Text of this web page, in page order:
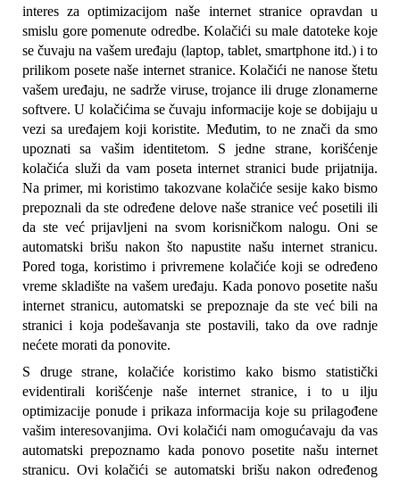
interes za optimizacijom naše internet stranice opravdan u
smislu gore pomenute odredbe. Kolačići su male datoteke koje
se čuvaju na vašem uređaju (laptop, tablet, smartphone itd.) i to
prilikom posete naše internet stranice. Kolačići ne nanose štetu
vašem uređaju, ne sadrže viruse, trojance ili druge zlonamerne
softvere. U kolačićima se čuvaju informacije koje se dobijaju u
vezi sa uređajem koji koristite. Međutim, to ne znači da smo
upoznati sa vašim identitetom. S jedne strane, korišćenje
kolačića služi da vam poseta internet stranici bude prijatnija.
Na primer, mi koristimo takozvane kolačiće sesije kako bismo
prepoznali da ste određene delove naše stranice već posetili ili
da ste već prijavljeni na svom korisničkom nalogu. Oni se
automatski brišu nakon što napustite našu internet stranicu.
Pored toga, koristimo i privremene kolačiće koji se određeno
vreme skladište na vašem uređaju. Kada ponovo posetite našu
internet stranicu, automatski se prepoznaje da ste već bili na
stranici i koja podešavanja ste postavili, tako da ove radnje
nećete morati da ponovite.
S druge strane, kolačiće koristimo kako bismo statistički
evidentirali korišćenje naše internet stranice, i to u ilju
optimizacije ponude i prikaza informacija koje su prilagođene
vašim interesovanjima. Ovi kolačići nam omogućavaju da vas
automatski prepoznamo kada ponovo posetite našu internet
stranicu. Ovi kolačići se automatski brišu nakon određenog